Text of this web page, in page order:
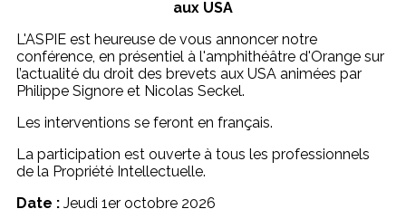
aux USA
L'ASPIE est heureuse de vous annoncer notre
conférence, en présentiel à l'amphithéâtre d'Orange sur
l’actualité du droit des brevets aux USA animées par
Philippe Signore et Nicolas Seckel.
Les interventions se feront en français.
La participation est ouverte à tous les professionnels
de la Propriété Intellectuelle.
Date : Jeudi 1er octobre 2026